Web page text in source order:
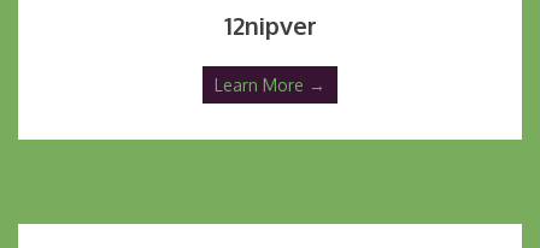
12nipver
Learn More →